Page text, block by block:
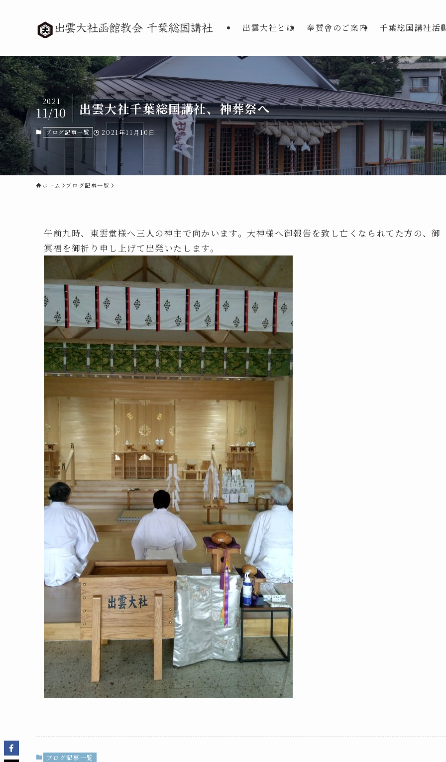
出雲大社とは 奉賛會のご案内 千葉総国講社活
出雲大社千葉総国講社、神葬祭へ
2021
11/10
ブログ記事一覧 2021年11月10日
ホーム ブログ記事一覧
午前九時、東雲堂様へ三人の神主で向かいます。大神様へ御報告を致し亡くなられてた方の、御
冥福を御祈り申し上げて出発いたします。
ブログ記事一覧